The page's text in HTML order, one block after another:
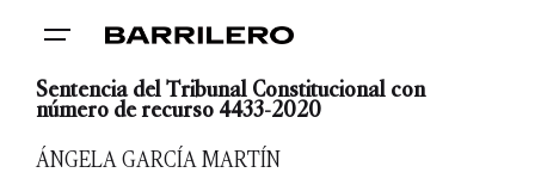
Sentencia del Tribunal Constitucional con
número de recurso 4433-2020
ÁNGELA GARCÍA MARTÍN